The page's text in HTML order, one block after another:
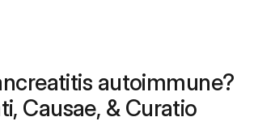
autoimmune?
Causae, & Curatio